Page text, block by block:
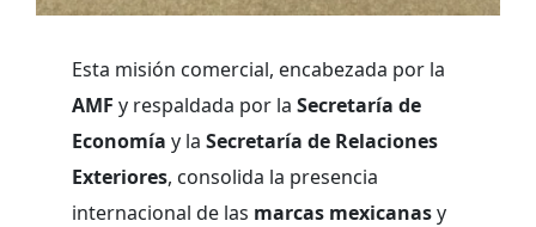
Esta misión comercial, encabezada por la
AMF y respaldada por la Secretaría de
Economía y la Secretaría de Relaciones
Exteriores, consolida la presencia
internacional de las marcas mexicanasy